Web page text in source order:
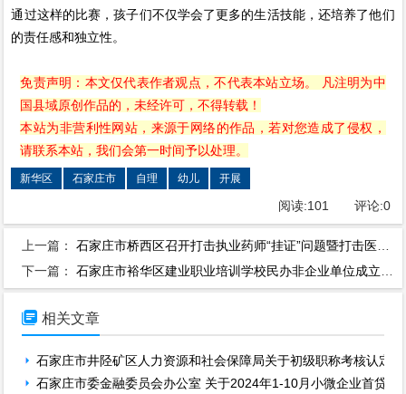
通过这样的比赛，孩子们不仅学会了更多的生活技能，还培养了他们
的责任感和独立性。
免责声明：本文仅代表作者观点，不代表本站立场。 凡注明为中
国县域原创作品的，未经许可，不得转载！
本站为非营利性网站，来源于网络的作品，若对您造成了侵权，
请联系本站，我们会第一时间予以处理。
新华区 石家庄市 自理 幼儿 开展
阅读:101 评论:0
上一篇：石家庄市桥西区召开打击执业药师“挂证”问题暨打击医保“回流药”专项执法行动部署会
下一篇：石家庄市裕华区建业职业培训学校民办非企业单位成立公示
 相关文章
石家庄市井陉矿区人力资源和社会保障局关于初级职称考核认定
石家庄市委金融委员会办公室 关于2024年1-10月小微企业首贷贴